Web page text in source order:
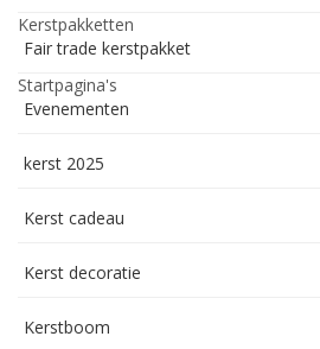
Kerstpakketten
Fair trade kerstpakket
Startpagina's
Evenementen
kerst 2025
Kerst cadeau
Kerst decoratie
Kerstboom